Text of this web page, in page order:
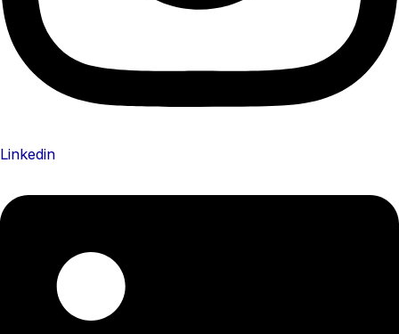
Linkedin